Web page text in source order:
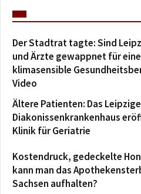
Der Stadtrat tagte: Sind
und Ärzte gewappnet für eine
klimasensible
Video
Ältere Patienten: Das
Diakonissenkrankenhaus
Klinik für Geriatrie
Kostendruck, gedeckelte
kann man das
Sachsen aufhalten?